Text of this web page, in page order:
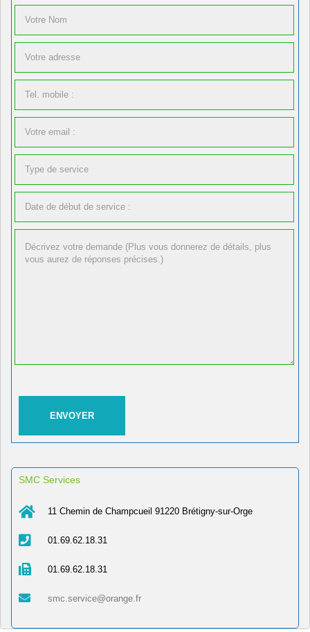
SMC Services
11 Chemin de Champcueil 91220 Brétigny-sur-Orge
01.69.62.18.31
01.69.62.18.31
smc.service@orange.fr